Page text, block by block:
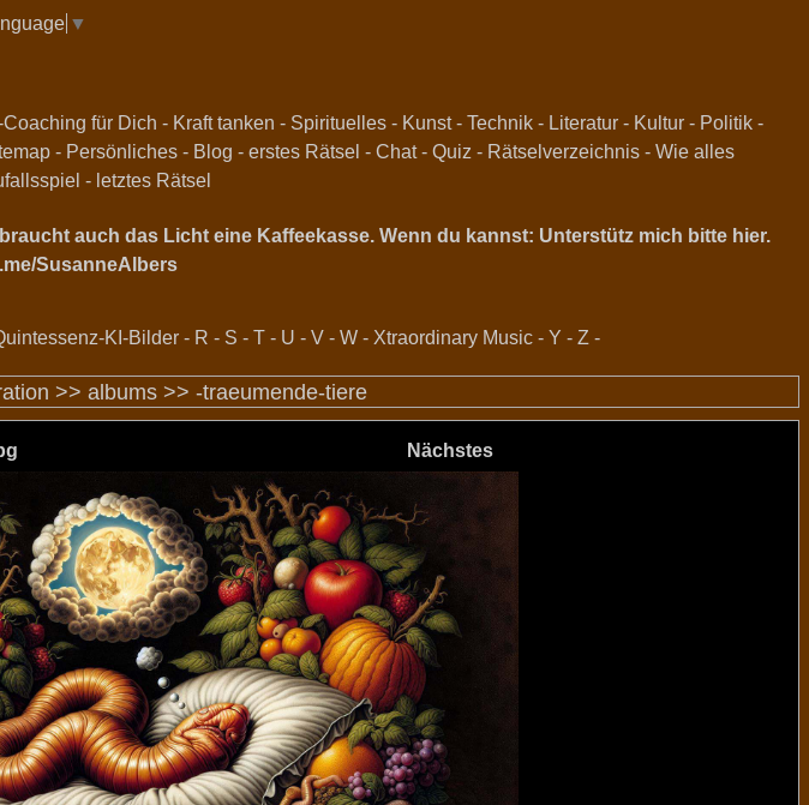
▼
für Dich - Kraft tanken - Spirituelles - Kunst- Technik - Literatur - Kultur - Politik -
- Persönliches- Blog - erstes Rätsel - Chat- Quiz - Rätselverzeichnis- Wie alles
- letztes Rätsel
auch das Licht eine Kaffeekasse. Wenn du kannst: Unterstütz mich bitte hier.
SusanneAlbers
KI-Bilder - R - S - T - U - V - W - Xtraordinary Music - Y - Z -
>> albums >> -traeumende-tiere
Nächstes